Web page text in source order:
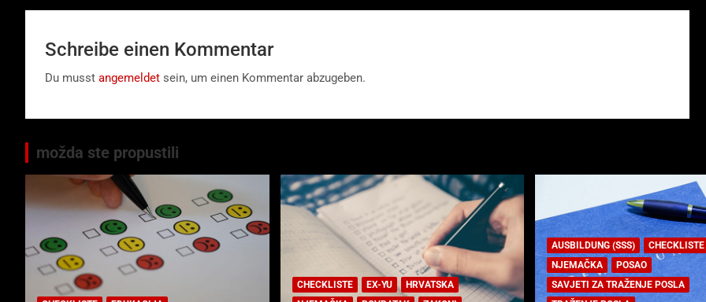
Schreibe einen Kommentar
Du musst angemeldet sein, um einen Kommentar abzugeben.
možda ste propustili
CHECKLISTE EX-YU
HRVATSKA
AUSBILDUNG (SSS)
CHECKLISTE
NJEMAČKA
POSAO
SAVJETI ZA TRAŽENJE POSLA